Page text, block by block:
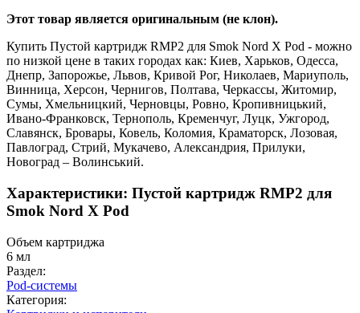
Этот товар является оригинальным (не клон).
Купить Пустой картридж RMP2 для Smok Nord X Pod - можно
по низкой цене в таких городах как: Киев, Харьков, Одесса,
Днепр, Запорожье, Львов, Кривой Рог, Николаев, Мариуполь,
Винница, Херсон, Чернигов, Полтава, Черкассы, Житомир,
Сумы, Хмельницкий, Черновцы, Ровно, Кропивницький,
Ивано-Франковск, Тернополь, Кременчуг, Луцк, Ужгород,
Славянск, Бровары, Ковель, Коломия, Краматорск, Лозовая,
Павлоград, Стрий, Мукачево, Александрия, Прилуки,
Новоград – Волинський.
Характеристики: Пустой картридж RMP2 для
Smok Nord X Pod
Объем картриджа
6 мл
Раздел:
Pod-системы
Категория: